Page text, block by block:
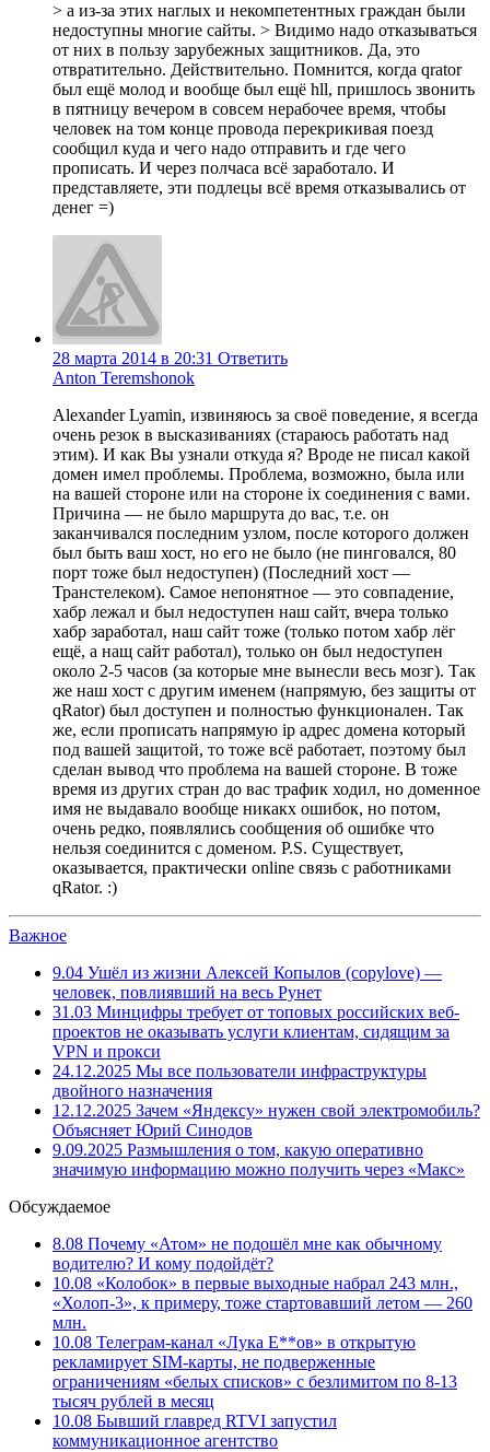
> а из-за этих наглых и некомпетентных граждан были
недоступны многие сайты. > Видимо надо отказываться
от них в пользу зарубежных защитников. Да, это
отвратительно. Действительно. Помнится, когда qrator
был ещё молод и вообще был ещё hll, пришлось звонить
в пятницу вечером в совсем нерабочее время, чтобы
человек на том конце провода перекрикивая поезд
сообщил куда и чего надо отправить и где чего
прописать. И через полчаса всё заработало. И
представляете, эти подлецы всё время отказывались от
денег =)
28 марта 2014 в 20:31 Ответить
Anton Teremshonok
Alexander Lyamin, извиняюсь за своё поведение, я всегда
очень резок в высказиваниях (стараюсь работать над
этим). И как Вы узнали откуда я? Вроде не писал какой
домен имел проблемы. Проблема, возможно, была или
на вашей стороне или на стороне ix соединения с вами.
Причина — не было маршрута до вас, т.е. он
заканчивался последним узлом, после которого должен
был быть ваш хост, но его не было (не пинговался, 80
порт тоже был недоступен) (Последний хост —
Транстелеком). Самое непонятное — это совпадение,
хабр лежал и был недоступен наш сайт, вчера только
хабр заработал, наш сайт тоже (только потом хабр лёг
ещё, а нащ сайт работал), только он был недоступен
около 2-5 часов (за которые мне вынесли весь мозг). Так
же наш хост с другим именем (напрямую, без защиты от
qRator) был доступен и полностью функционален. Так
же, если прописать напрямую ip адрес домена который
под вашей защитой, то тоже всё работает, поэтому был
сделан вывод что проблема на вашей стороне. В тоже
время из других стран до вас трафик ходил, но доменное
имя не выдавало вообще никакх ошибок, но потом,
очень редко, появлялись сообщения об ошибке что
нельзя соединится с доменом. P.S. Существует,
оказывается, практически online связь с работниками
qRator. :)
Важное
9.04 Ушёл из жизни Алексей Копылов (copylove) —
человек, повлиявший на весь Рунет
31.03 Минцифры требует от топовых российских веб-
проектов не оказывать услуги клиентам, сидящим за
VPN и прокси
24.12.2025 Мы все пользователи инфраструктуры
двойного назначения
12.12.2025 Зачем «Яндексу» нужен свой электромобиль?
Объясняет Юрий Синодов
9.09.2025 Размышления о том, какую оперативно
значимую информацию можно получить через «Макс»
Обсуждаемое
8.08 Почему «Атом» не подошёл мне как обычному
водителю? И кому подойдёт?
10.08 «Колобок» в первые выходные набрал 243 млн.,
«Холоп-3», к примеру, тоже стартовавший летом — 260
млн.
10.08 Телеграм-канал «Лука Е**ов» в открытую
рекламирует SIM-карты, не подверженные
ограничениям «белых списков» с безлимитом по 8-13
тысяч рублей в месяц
10.08 Бывший главред RTVI запустил
коммуникационное агентство